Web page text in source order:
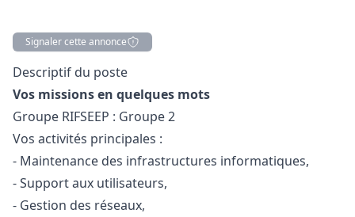
Signaler cette annonce
Description
Descriptif du poste
Vos missions en quelques mots
Groupe RIFSEEP : Groupe 2
Vos activités principales :
- Maintenance des infrastructures informatiques,
- Support aux utilisateurs,
- Gestion des réseaux,